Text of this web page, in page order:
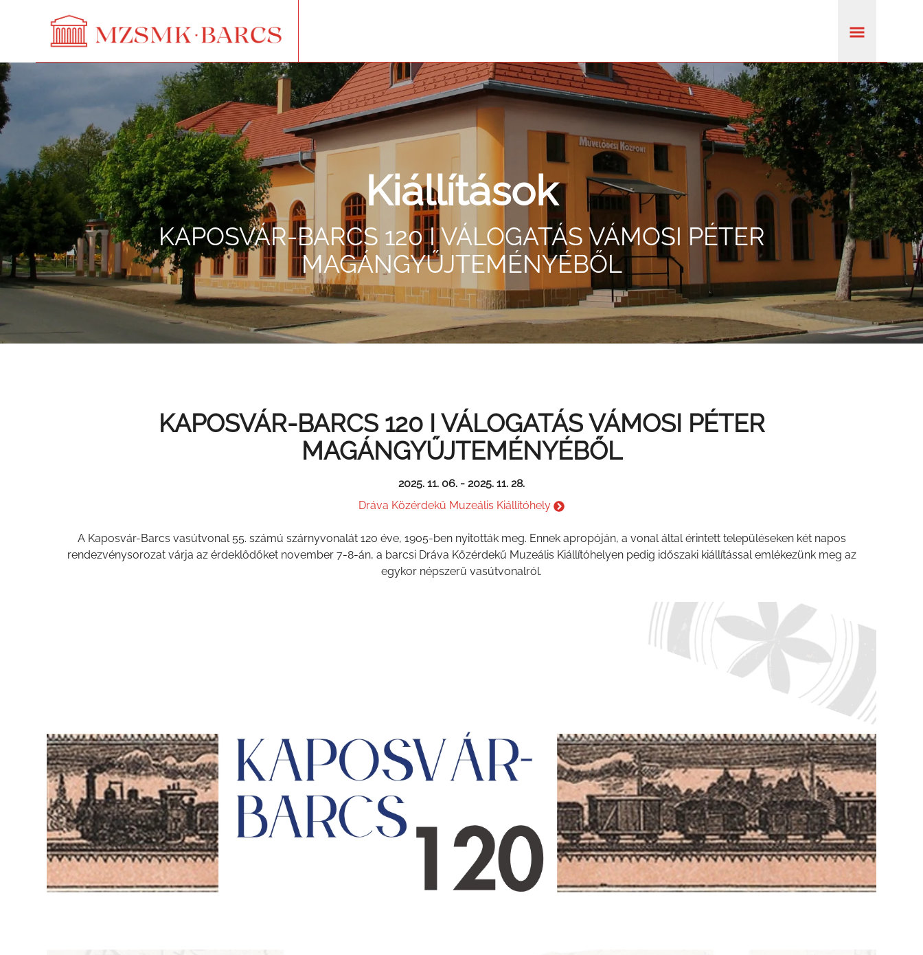
Kiállítások
KAPOSVÁR-BARCS 120 I VÁLOGATÁS VÁMOSI PÉTER
MAGÁNGYŰJTEMÉNYÉBŐL
KAPOSVÁR-BARCS 120 I VÁLOGATÁS VÁMOSI PÉTER
MAGÁNGYŰJTEMÉNYÉBŐL
2025. 11. 06. - 2025. 11. 28.
Dráva Közérdekű Muzeális Kiállítóhely
A Kaposvár-Barcs vasútvonal 55. számú szárnyvonalát 120 éve, 1905-ben nyitották meg. Ennek apropóján, a vonal által érintett településeken két napos
rendezvénysorozat várja az érdeklődőket november 7-8-án, a barcsi Dráva Közérdekű Muzeális Kiállítóhelyen pedig időszaki kiállítással emlékezünk meg az
egykor népszerű vasútvonalról.